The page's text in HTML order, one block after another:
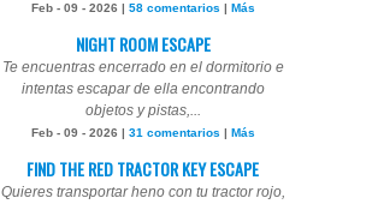
Feb - 09 - 2026 | 58 comentarios | Más
NIGHT ROOM ESCAPE
Te encuentras encerrado en el dormitorio e
intentas escapar de ella encontrando
objetos y pistas,...
Feb - 09 - 2026 | 31 comentarios | Más
FIND THE RED TRACTOR KEY ESCAPE
Quieres transportar heno con tu tractor rojo,